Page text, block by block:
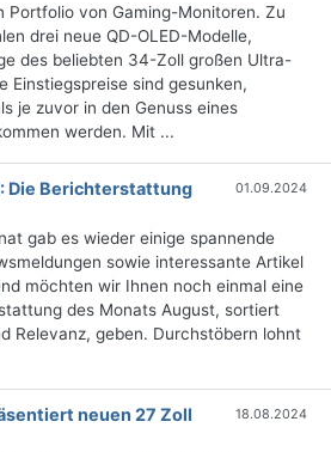
Portfolio von Gaming-Monitoren. Zu
drei neue QD-OLED-Modelle,
des beliebten 34-Zoll großen Ultra-
Einstiegspreise sind gesunken,
je zuvor in den Genuss eines
werden. Mit ...
Die Bericht­erstattung
01.09.2024
gab es wieder einige spannende
sowie interessante Artikel
möchten wir Ihnen noch einmal eine
des Monats August, sortiert
Relevanz, geben. Durchstöbern lohnt
neuen 27 Zoll
18.08.2024